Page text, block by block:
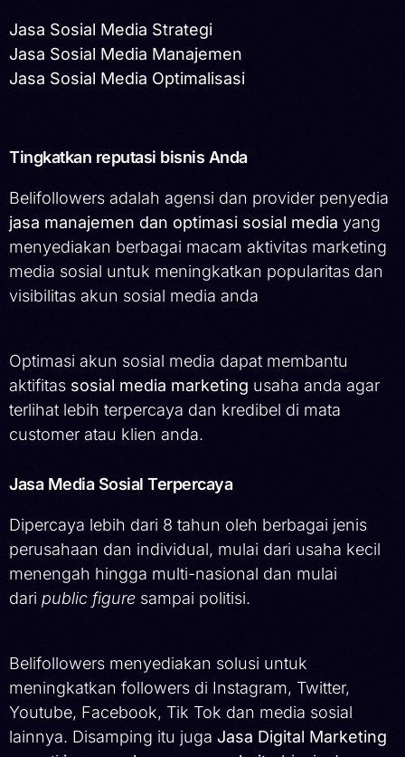
Jasa Sosial Media Strategi
Jasa Sosial Media Manajemen
Jasa Sosial Media Optimalisasi
Tingkatkan reputasi bisnis Anda
Belifollowers adalah agensi dan provider penyedia
jasa manajemen dan optimasi sosial media yang
menyediakan berbagai macam aktivitas marketing
media sosial untuk meningkatkan popularitas dan
visibilitas akun sosial media anda
Optimasi akun sosial media dapat membantu
aktifitas sosial media marketing usaha anda agar
terlihat lebih terpercaya dan kredibel di mata
customer atau klien anda.
Jasa Media Sosial Terpercaya
Dipercaya lebih dari 8 tahun oleh berbagai jenis
perusahaan dan individual, mulai dari usaha kecil
menengah hingga multi-nasional dan mulai
dari public figure sampai politisi.
Belifollowers menyediakan solusi untuk
meningkatkan followers di Instagram, Twitter,
Youtube, Facebook, Tik Tok dan media sosial
lainnya. Disamping itu juga Jasa Digital Marketing